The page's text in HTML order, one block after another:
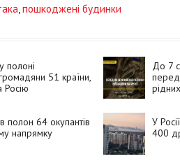
пошкоджені будинки
полоні
51 країни,
Росію
До 7
полон 64 окупантів
напрямку
У
400